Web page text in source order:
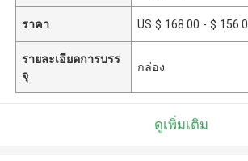
ราคา US $ 168.00 - $
รายละเอียดการบรร
จุ
กล่อง
ดูเพิ่มเติม